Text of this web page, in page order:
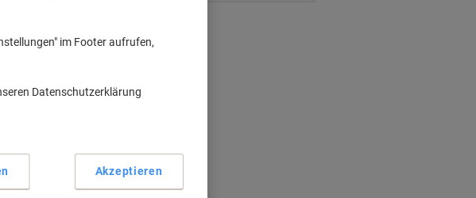
trocknend für wischfeste Ergebnisse
im Footer aufrufen,
Datenschutzerklärung
Akzeptieren